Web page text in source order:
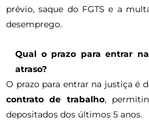
prévio, saque do FGTS e a
desemprego.
Qual o prazo para entrar
atraso?
O prazo para entrar na justiça é
contrato de trabalho,
depositados dos últimos 5 anos.